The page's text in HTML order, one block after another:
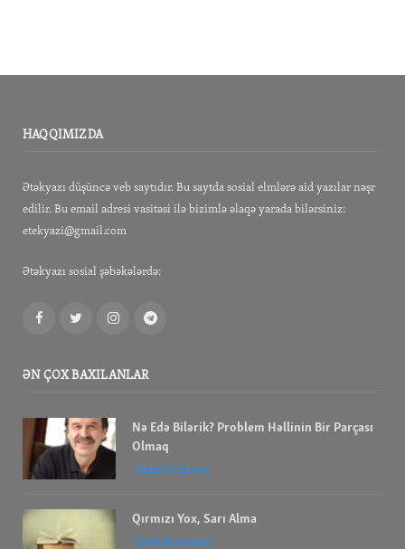
HAQQIMIZDA
Ətəkyazı düşüncə veb saytıdır. Bu saytda sosial elmlərə aid yazılar nəşr
edilir. Bu email adresi vasitəsi ilə bizimlə əlaqə yarada bilərsiniz:
etekyazi@gmail.com
Ətəkyazı sosial şəbəkələrdə:
FacebookTwitterInstagramTelegram
ƏN ÇOX BAXILANLAR
Nə Edə Bilərik? Problem Həllinin Bir Parçası
Olmaq
Allan G Johnson
Qırmızı Yox, Sarı Alma
İbrahım Savalan